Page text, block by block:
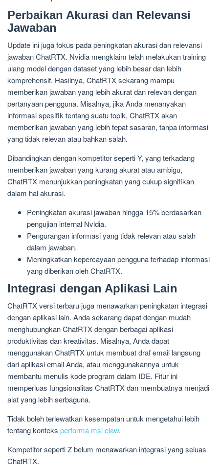
Perbaikan Akurasi dan Relevansi
Jawaban
Update ini juga fokus pada peningkatan akurasi dan relevansi
jawaban ChatRTX. Nvidia mengklaim telah melakukan training
ulang model dengan dataset yang lebih besar dan lebih
komprehensif. Hasilnya, ChatRTX sekarang mampu
memberikan jawaban yang lebih akurat dan relevan dengan
pertanyaan pengguna. Misalnya, jika Anda menanyakan
informasi spesifik tentang suatu topik, ChatRTX akan
memberikan jawaban yang lebih tepat sasaran, tanpa informasi
yang tidak relevan atau bahkan salah.
Dibandingkan dengan kompetitor seperti Y, yang terkadang
memberikan jawaban yang kurang akurat atau ambigu,
ChatRTX menunjukkan peningkatan yang cukup signifikan
dalam hal akurasi.
Peningkatan akurasi jawaban hingga 15% berdasarkan
pengujian internal Nvidia.
Pengurangan informasi yang tidak relevan atau salah
dalam jawaban.
Meningkatkan kepercayaan pengguna terhadap informasi
yang diberikan oleh ChatRTX.
Integrasi dengan Aplikasi Lain
ChatRTX versi terbaru juga menawarkan peningkatan integrasi
dengan aplikasi lain. Anda sekarang dapat dengan mudah
menghubungkan ChatRTX dengan berbagai aplikasi
produktivitas dan kreativitas. Misalnya, Anda dapat
menggunakan ChatRTX untuk membuat draf email langsung
dari aplikasi email Anda, atau menggunakannya untuk
membantu menulis kode program dalam IDE. Fitur ini
memperluas fungsionalitas ChatRTX dan membuatnya menjadi
alat yang lebih serbaguna.
Tidak boleh terlewatkan kesempatan untuk mengetahui lebih
tentang konteks performa msi claw.
Kompetitor seperti Z belum menawarkan integrasi yang seluas
ChatRTX.